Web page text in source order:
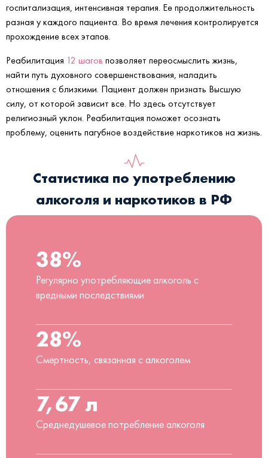
госпитализация, интенсивная терапия. Ее продолжительность
разная у каждого пациента. Во время лечения контролируется
прохождение всех этапов.
Реабилитация 12 шагов позволяет переосмыслить жизнь,
найти путь духовного совершенствования, наладить
отношения с близкими. Пациент должен признать Высшую
силу, от которой зависит все. Но здесь отсутствует
религиозный уклон. Реабилитация поможет осознать
проблему, оценить пагубное воздействие наркотиков на жизнь.
Статистика по употреблению
алкоголя и наркотиков в РФ
38%
Регулярно употребляющие алкоголь с
вредными последствиями
28%
Смертность, связанная с алкоголем
7,67 л
Среднедушевое потребление алкоголя